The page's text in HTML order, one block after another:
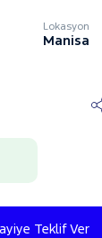
Lokasyon
Manisa
Teklif Ver